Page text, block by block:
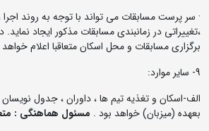
· سر پرست مسابقات می تواند با توجه به روند اجرا
،تغییراتی در زمانبندی مسابقات مذکور ایجاد
برگزاری مسابقات و محل اسکان متعاقبا اعلام
9- سایر موارد:
الف-اسکان و تغذیه تیم ها ، داوران ، جدول
بعهده (میزبان) خواهد بود . مسئول هماهنگی :